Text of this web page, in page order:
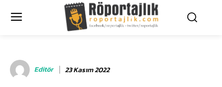
Editör 23 Kasım 2022